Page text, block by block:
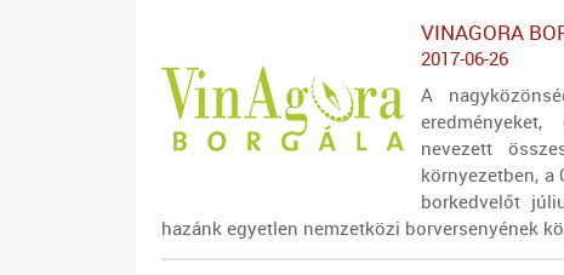
VINAGORA
2017-06-26
A
nevezett
környezetben, a
borkedvelőt
hazánk egyetlen nemzetközi borversenyének